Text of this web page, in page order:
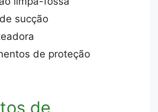
sucção
de proteção
de